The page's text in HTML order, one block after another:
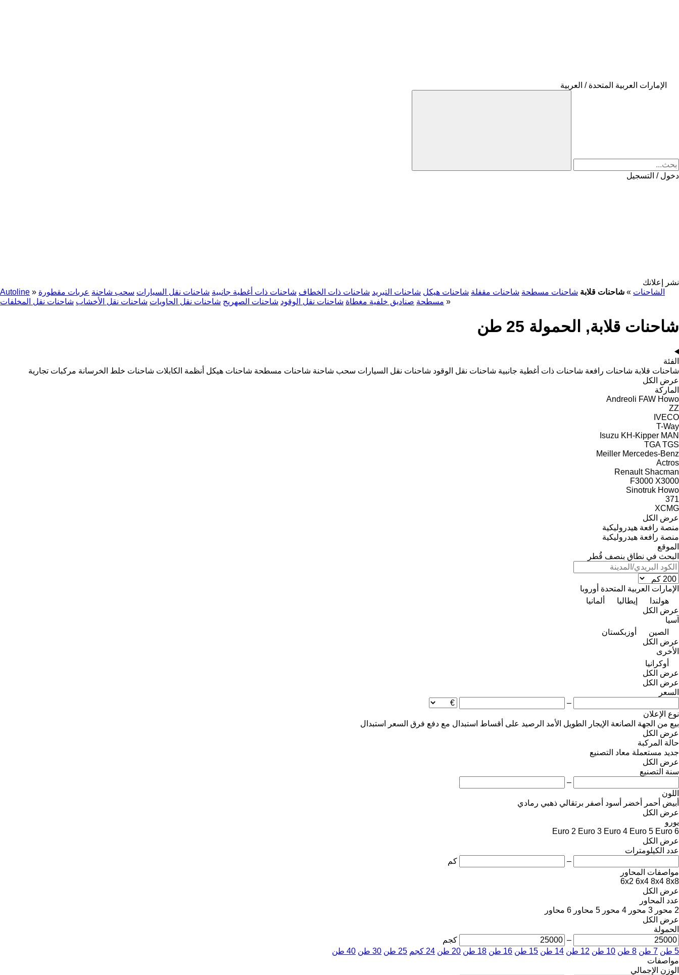
الإمارات العربية المتحدة / العربية
دخول / التسجيل
نشر إعلانك
Autoline » الشاحنات » شاحنات قلابة شاحنات مسطحة شاحنات مقفلة شاحنات هيكل شاحنات التبريد شاحنات ذات الخطاف شاحنات ذات أغطية جانبية شاحنات نقل السيارات سحب شاحنة عربات مقطورة
مسطحة صناديق خلفية مغطاة شاحنات نقل الوقود شاحنات الصهريج شاحنات نقل الحاويات شاحنات نقل الأخشاب شاحنات نقل المخلفات »
شاحنات قلابة, الحمولة 25 طن
الفئة
شاحنات قلابة شاحنات رافعة شاحنات ذات أغطية جانبية شاحنات نقل الوقود شاحنات نقل السيارات سحب شاحنة شاحنات مسطحة شاحنات هيكل أنظمة الكابلات شاحنات خلط الخرسانة مركبات تجارية
عرض الكل
الماركة
Andreoli FAW Howo
ZZ
IVECO
T-Way
Isuzu KH-Kipper MAN
TGA TGS
Meiller Mercedes-Benz
Actros
Renault Shacman
F3000 X3000
Sinotruk Howo
371
XCMG
عرض الكل
منصة رافعة هيدروليكية
منصة رافعة هيدروليكية
الموقع
البحث في نطاق بنصف قُطر
الإمارات العربية المتحدة أوروبا
هولندا
إيطاليا
ألمانيا
عرض الكل
آسيا
الصين
أوزبكستان
عرض الكل
الأخرى
أوكرانيا
عرض الكل
عرض الكل
السعر
–
نوع الإعلان
بيع من الجهة الصانعة الإيجار الطويل الأمد الرصيد على أقساط استبدال مع دفع فرق السعر
استبدال
عرض الكل
حالة المركبة
جديد مستعملة معاد التصنيع
عرض الكل
سنة التصنيع
–
اللون
أبيض أحمر أخضر أسود أصفر برتقالي ذهبي رمادي
عرض الكل
يورو
Euro 2 Euro 3 Euro 4 Euro 5 Euro 6
عرض الكل
عدد الكيلومترات
–
كم
مواصفات المحاور
6x2 6x4 8x4 8x8
عرض الكل
عدد المحاور
2 محور
3 محور 4 محور 5 محاور
6 محاور
عرض الكل
الحمولة
–
كجم
5 طن
7 طن 8 طن 10 طن 12 طن 14 طن 15 طن 16 طن 18 طن 20 طن 24 كجم 25 طن 30 طن
40 طن
مواصفات
الوزن الإجمالي